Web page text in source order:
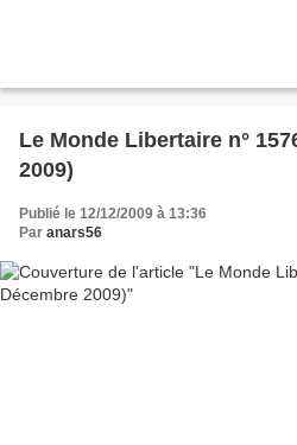
Le Monde Libertaire n°
2009)
Publié le 12/12/2009 à 13:36
Par anars56